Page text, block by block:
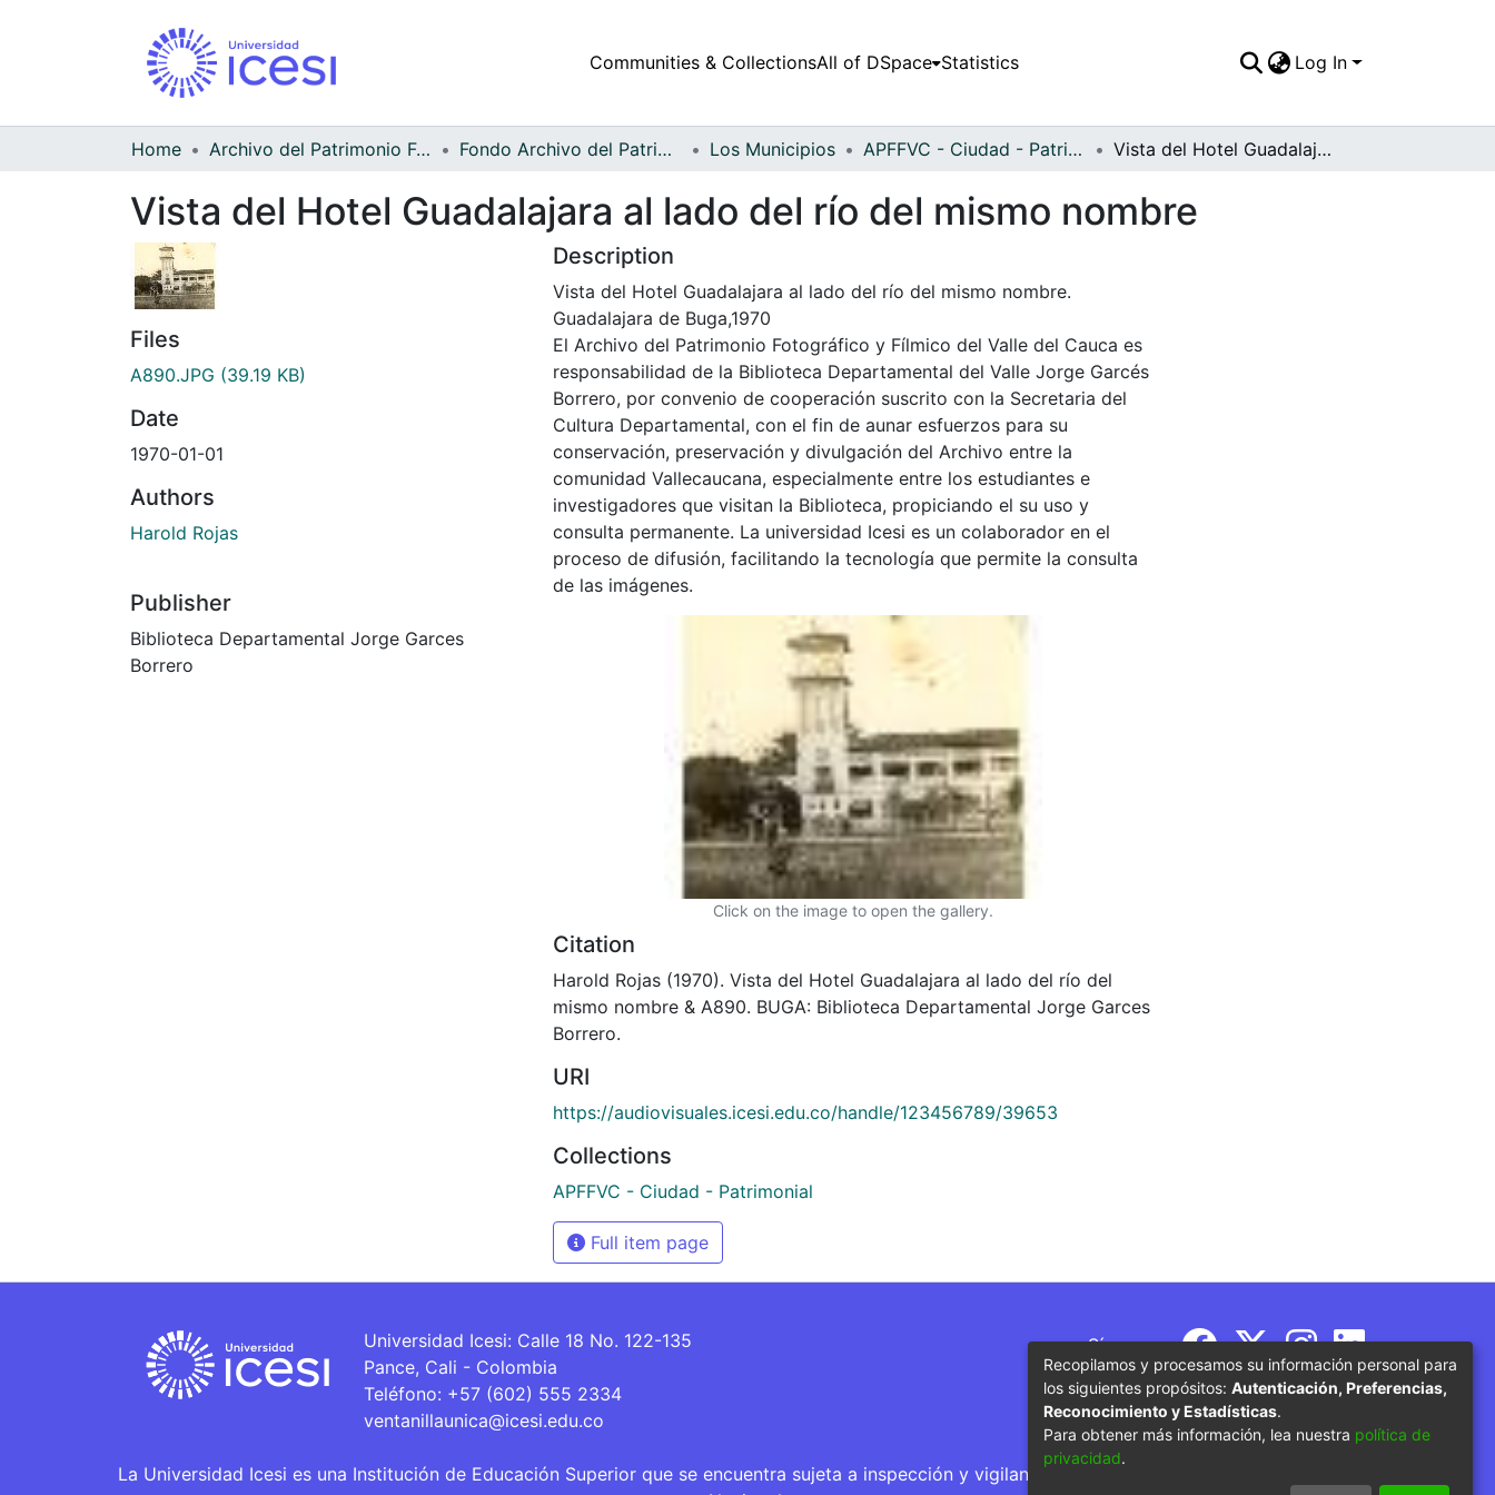
Communities & CollectionsAll of DSpace Statistics Log In
Home Archivo del Patrimonio Fotográfico y Fílmico del Valle del Cauca Fondo Archivo del Patrimonio Fotográfico y Fílmico del Valle del Cauca Los Municipios APFFVC - Ciudad - Patrimonial Vista del Hotel Guadalajara al lado del río del mismo nombre
Vista del Hotel Guadalajara al lado del río del mismo nombre
Files
A890.JPG (39.19 KB)
Date
1970-01-01
Authors
Harold Rojas
Publisher
Biblioteca Departamental Jorge Garces
Borrero
Description
Vista del Hotel Guadalajara al lado del río del mismo nombre.
Guadalajara de Buga,1970
El Archivo del Patrimonio Fotográfico y Fílmico del Valle del Cauca es
responsabilidad de la Biblioteca Departamental del Valle Jorge Garcés
Borrero, por convenio de cooperación suscrito con la Secretaria del
Cultura Departamental, con el fin de aunar esfuerzos para su
conservación, preservación y divulgación del Archivo entre la
comunidad Vallecaucana, especialmente entre los estudiantes e
investigadores que visitan la Biblioteca, propiciando el su uso y
consulta permanente. La universidad Icesi es un colaborador en el
proceso de difusión, facilitando la tecnología que permite la consulta
de las imágenes.
Click on the image to open the gallery.
Citation
Harold Rojas (1970). Vista del Hotel Guadalajara al lado del río del
mismo nombre & A890. BUGA: Biblioteca Departamental Jorge Garces
Borrero.
URI
https://audiovisuales.icesi.edu.co/handle/123456789/39653
Collections
APFFVC - Ciudad - Patrimonial
Full item page
Universidad Icesi: Calle 18 No. 122-135
Pance, Cali - Colombia
Teléfono: +57 (602) 555 2334
ventanillaunica@icesi.edu.co
Síguenos
La Universidad Icesi es una Institución de Educación Superior que se encuentra sujeta a inspección y vigilancia por parte del Ministerio de Educación
Recopilamos y procesamos su información personal para
los siguientes propósitos: Autenticación, Preferencias,
Reconocimiento y Estadísticas.
Para obtener más información, lea nuestra política de
privacidad.